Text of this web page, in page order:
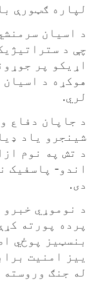
لپاره ګټورې
د اسيان
چې د
اړيکو پر
هوکړه د
لري.
د جاپان دفاع
شینجرو ياد
د تش په نوم
اندو- پاسفیک
دی.
د نوموړي
پرده پورته
بنسټيز پوځي
ييز امنيت
له جنګ